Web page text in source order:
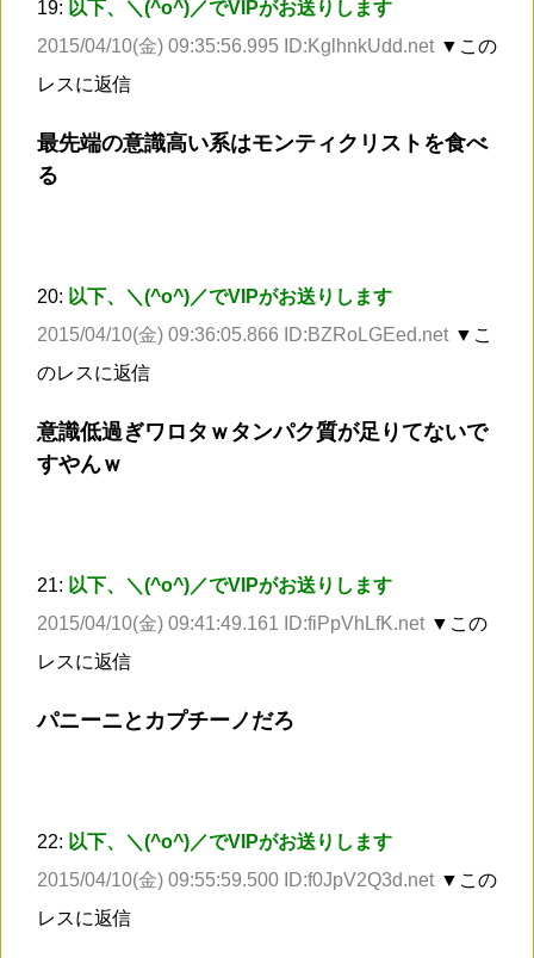
19: 以下、＼(^o^)／でVIPがお送りします
2015/04/10(金) 09:35:56.995 ID:KglhnkUdd.net ▼この
レスに返信
最先端の意識高い系はモンティクリストを食べ
る
20: 以下、＼(^o^)／でVIPがお送りします
2015/04/10(金) 09:36:05.866 ID:BZRoLGEed.net ▼こ
のレスに返信
意識低過ぎワロタｗタンパク質が足りてないで
すやんｗ
21: 以下、＼(^o^)／でVIPがお送りします
2015/04/10(金) 09:41:49.161 ID:fiPpVhLfK.net ▼この
レスに返信
パニーニとカプチーノだろ
22: 以下、＼(^o^)／でVIPがお送りします
2015/04/10(金) 09:55:59.500 ID:f0JpV2Q3d.net ▼この
レスに返信